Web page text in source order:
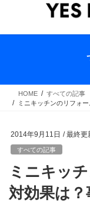
HOME
すべての記事
ミニキッチンのリフォ
2014年9月11日 / 最終更
すべての記事
ミニキッ
対効果は